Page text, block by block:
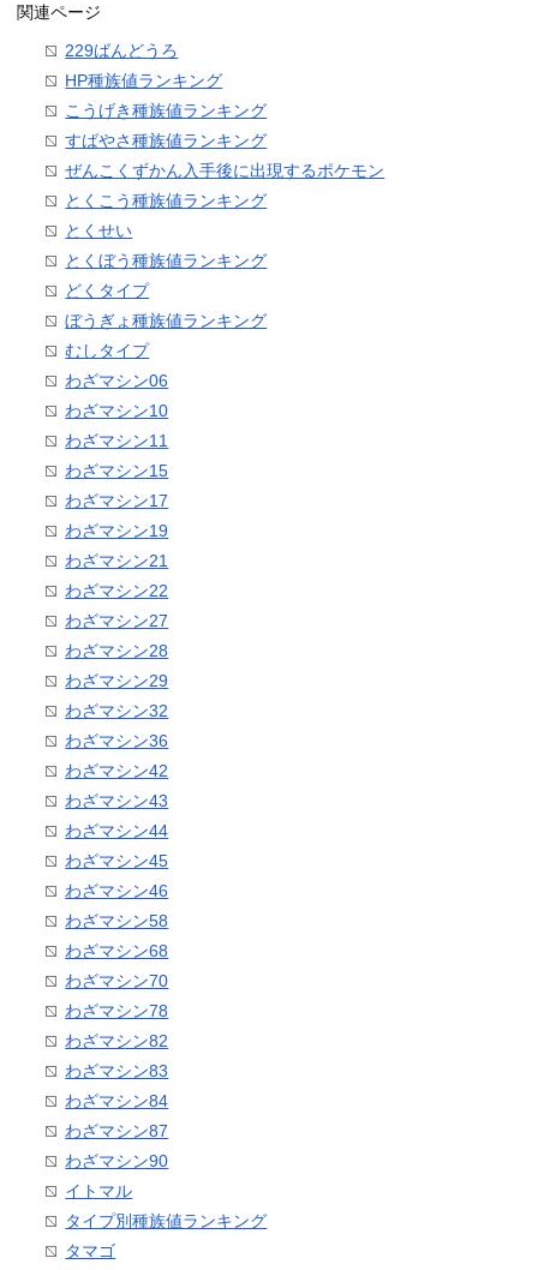
関連ページ
229ばんどうろ
HP種族値ランキング
こうげき種族値ランキング
すばやさ種族値ランキング
ぜんこくずかん入手後に出現するポケモン
とくこう種族値ランキング
とくせい
とくぼう種族値ランキング
どくタイプ
ぼうぎょ種族値ランキング
むしタイプ
わざマシン06
わざマシン10
わざマシン11
わざマシン15
わざマシン17
わざマシン19
わざマシン21
わざマシン22
わざマシン27
わざマシン28
わざマシン29
わざマシン32
わざマシン36
わざマシン42
わざマシン43
わざマシン44
わざマシン45
わざマシン46
わざマシン58
わざマシン68
わざマシン70
わざマシン78
わざマシン82
わざマシン83
わざマシン84
わざマシン87
わざマシン90
イトマル
タイプ別種族値ランキング
タマゴ